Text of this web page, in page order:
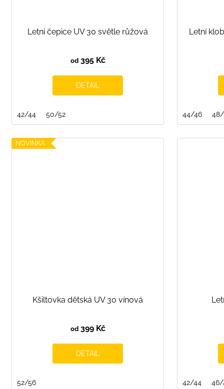
Letní čepice UV 30 světle růžová
od395 Kč
DETAIL
42/44 50/52
Letní
44/46
NOVINKA
Kšiltovka dětská UV 30 vínová
od399 Kč
DETAIL
52/56 42/44 46/